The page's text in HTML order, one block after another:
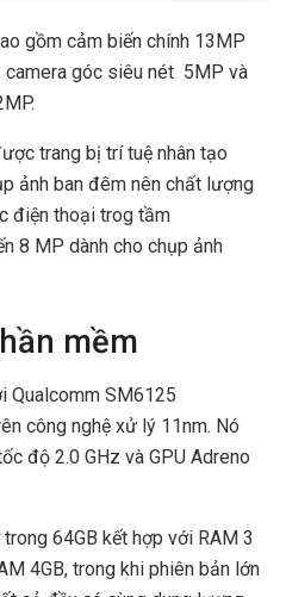
gồm cảm biến chính 13MP
camera góc siêu nét 5MP và
trang bị trí tuệ nhân tạo
ảnh ban đêm nên chất lượng
điện thoại trog tầm
8 MP dành cho chụp ảnh
mềm
Qualcomm SM6125
công nghệ xử lý 11nm. Nó
độ 2.0 GHz và GPU Adreno
64GB kết hợp với RAM 3
4GB, trong khi phiên bản lớn